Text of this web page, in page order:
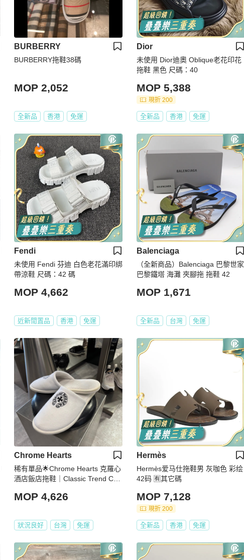
BURBERRY
BURBERRY拖鞋38碼
MOP 2,052
全新品 香港 免運
Dior
未使用 Dior迪奧 Oblique老花印花
拖鞋 黑色 尺碼：40
MOP 5,388
現折 200
全新品 香港 免運
Fendi
未使用 Fendi 芬迪 白色老花滿印綁
帶涼鞋 尺碼：42 碼
MOP 4,662
近新閒置品 香港 免運
Balenciaga
（全新商品）Balenciaga 巴黎世家
巴黎鐵塔 海灘 夾腳拖 拖鞋 42
MOP 1,671
全新品 台灣 免運
Chrome Hearts
稀有單品🌟Chrome Hearts 克羅心
酒店飯店拖鞋｜Classic Trend CT
MOP 4,626
狀況良好 台灣 免運
Hermès
Hermès爱马仕拖鞋男 灰咖色 彩绘
42码 🈶其它碼
MOP 7,128
現折 200
全新品 香港 免運